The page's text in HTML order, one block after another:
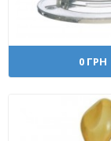
0 ГРН